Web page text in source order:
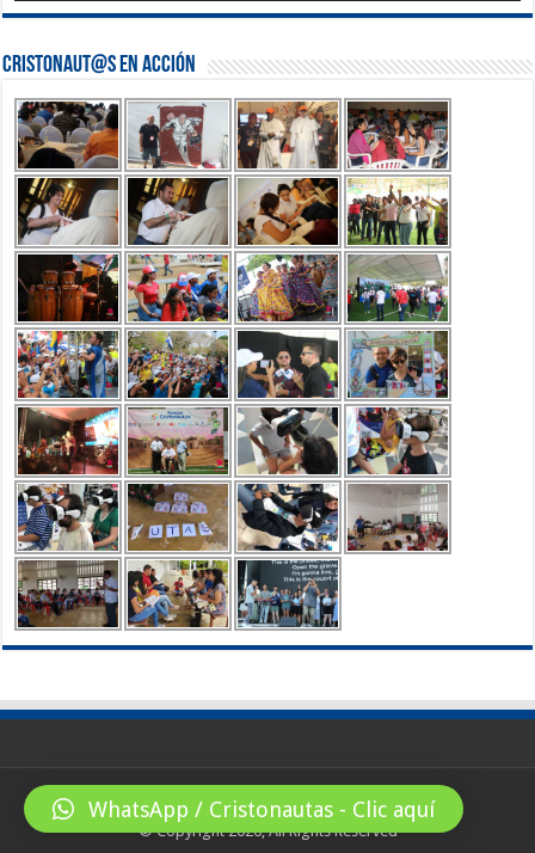
Cristonaut@s en Acción
© Copyright 2026, All Rights Reserved
WhatsApp / Cristonautas - Clic aquí